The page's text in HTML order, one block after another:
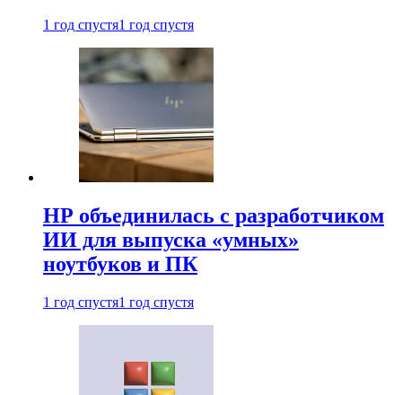
1 год спустя1 год спустя
HP объединилась с разработчиком
ИИ для выпуска «умных»
ноутбуков и ПК
1 год спустя1 год спустя